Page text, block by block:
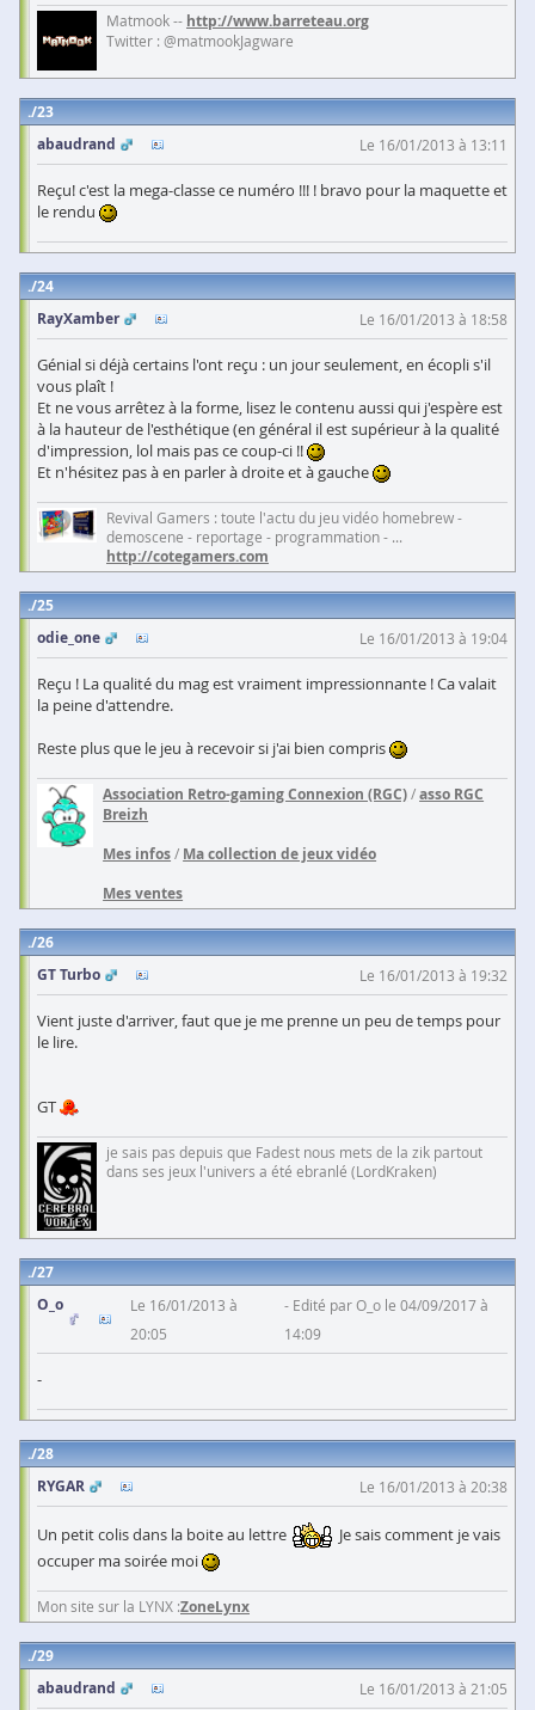
Matmook -- http://www.barreteau.org
Twitter : @matmookJagware
23
abaudrand
Le 16/01/2013 à 13:11
Reçu! c'est la mega-classe ce numéro !!! ! bravo pour la maquette et
le rendu
24
RayXamber
Le 16/01/2013 à 18:58
Génial si déjà certains l'ont reçu : un jour seulement, en écopli s'il
vous plaît !
Et ne vous arrêtez à la forme, lisez le contenu aussi qui j'espère est
à la hauteur de l'esthétique (en général il est supérieur à la qualité
d'impression, lol mais pas ce coup-ci !!
Et n'hésitez pas à en parler à droite et à gauche
Revival Gamers : toute l'actu du jeu vidéo homebrew -
demoscene - reportage - programmation - ...
http://cotegamers.com
25
odie_one
Le 16/01/2013 à 19:04
Reçu ! La qualité du mag est vraiment impressionnante ! Ca valait
la peine d'attendre.
Reste plus que le jeu à recevoir si j'ai bien compris
Association Retro-gaming Connexion (RGC)/asso RGC
Breizh
Mes infos/ Ma collection de jeux vidéo
Mes ventes
26
GT Turbo
Le 16/01/2013 à 19:32
Vient juste d'arriver, faut que je me prenne un peu de temps pour
le lire.
GT
je sais pas depuis que Fadest nous mets de la zik partout
dans ses jeux l'univers a été ebranlé (LordKraken)
27
O_o
Le 16/01/2013 à
20:05
Edité par O_o le 04/09/2017 à
14:09
-
28
RYGAR
Le 16/01/2013 à 20:38
Un petit colis dans la boite au lettre
Je sais comment je vais
occuper ma soirée moi
Mon site sur la LYNX :ZoneLynx
29
abaudrand
Le 16/01/2013 à 21:05